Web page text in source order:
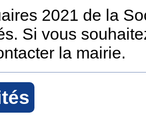
2021 de la
Si vous
la mairie.